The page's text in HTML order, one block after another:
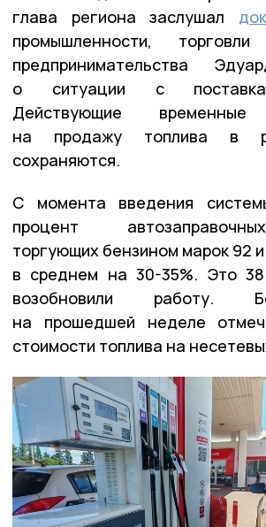
глава региона заслушал
промышленности,
предпринимательства
о ситуации с
Действующие временные
на продажу топлива в
сохраняются.
С момента введения
процент
торгующих бензином марок 92 и
в среднем на 30-35%. Это
возобновили работу.
на прошедшей неделе
стоимости топлива на